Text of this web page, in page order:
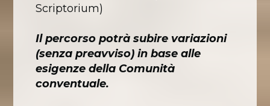
Scriptorium)
Il percorso potrà subire variazioni
(senza preavviso) in base alle
esigenze della Comunità
conventuale.